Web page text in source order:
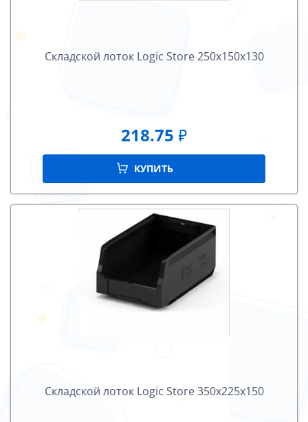
Складской лоток Logiс Store 250х150х130
218.75 ₽
КУПИТЬ
Складской лоток Logiс Store 350х225х150